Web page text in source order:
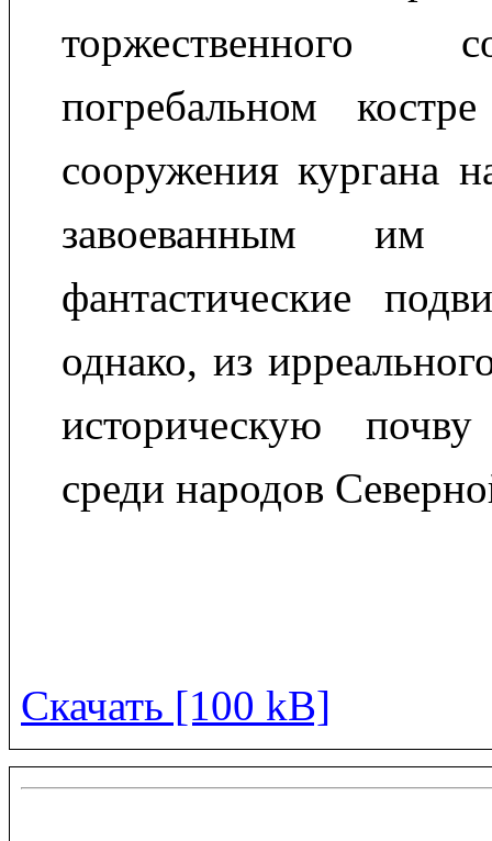
торжественного
погребальном
сооружения кургана
завоеванным им
фантастические
однако, из
историческую
среди народов
Скачать [100 kB]